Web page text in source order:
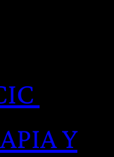
Y